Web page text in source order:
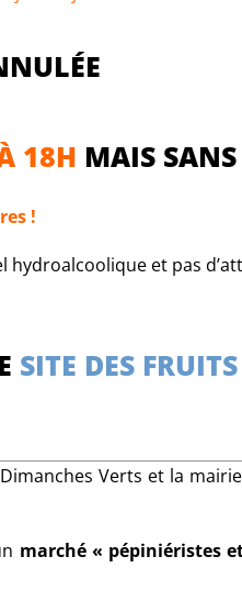
18H MAIS
!
et pas
SITE DES
Verts et la
marché « pépiniéristes